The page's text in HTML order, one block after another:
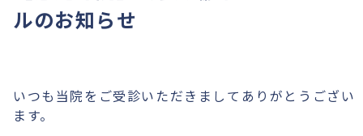
ルのお知らせ
いつも当院をご受診いただきましてありがとうござい
ます。